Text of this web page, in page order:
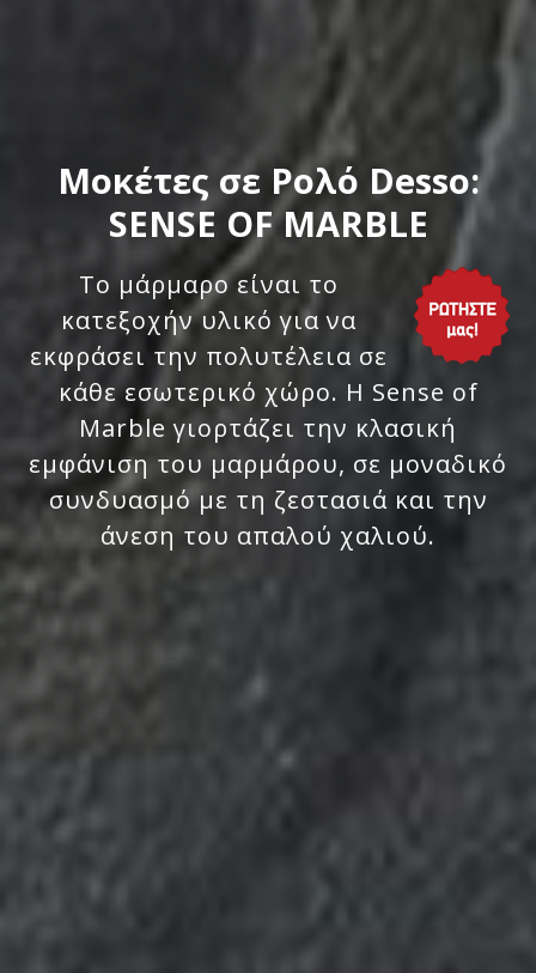
Μοκέτες σε Ρολό Desso:
SENSE OF MARBLE
Το μάρμαρο είναι το
κατεξοχήν υλικό για να
εκφράσει την πολυτέλεια σε
κάθε εσωτερικό χώρο. H Sense of
Marble γιορτάζει την κλασική
εμφάνιση του μαρμάρου, σε μοναδικό
συνδυασμό με τη ζεστασιά και την
άνεση του απαλού χαλιού.